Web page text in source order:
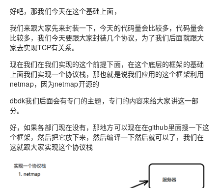
好吧，那我们今天在这个基础上面，
我们来跟大家先来封装一下，今天的代码量会比较多，代码量会
比较多，我们今天要跟大家封装几个协议，为了我们后面就跟大
家去实现TCP有关系。
现在我们在我们实现的这个前提下面，在这个底层的框架的基础
上面我们实现一个协议栈，那也就是说我们应用的这个框架利用
netmap，因为netmap开源的
dbdk我们后面会有专门的主题，专门的内容来给大家讲这一部
分。
好，如果各部门现在没有，那地方可以现在在github里面搜一下这
个框架，然后把它放下来，然后编译一下然后就可以了，我们在
这就跟大家实现这个协议栈